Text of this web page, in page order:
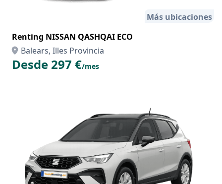
Más ubicaciones
Renting NISSAN QASHQAI ECO
Balears, Illes Provincia
Desde 297 €/mes